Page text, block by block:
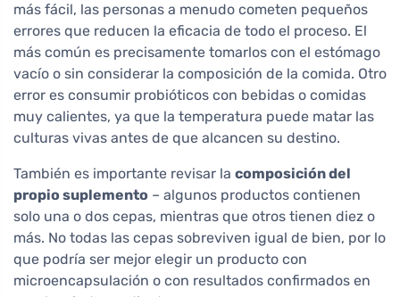
más fácil, las personas a menudo cometen pequeños
errores que reducen la eficacia de todo el proceso. El
más común es precisamente tomarlos con el estómago
vacío o sin considerar la composición de la comida. Otro
error es consumir probióticos con bebidas o comidas
muy calientes, ya que la temperatura puede matar las
culturas vivas antes de que alcancen su destino.
También es importante revisar la composición del
propio suplemento – algunos productos contienen
solo una o dos cepas, mientras que otros tienen diez o
más. No todas las cepas sobreviven igual de bien, por lo
que podría ser mejor elegir un producto con
microencapsulación o con resultados confirmados en